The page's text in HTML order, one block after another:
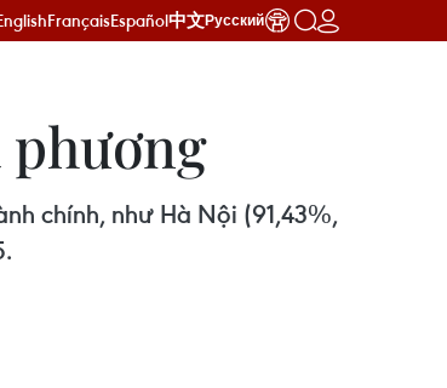
FrançaisEspañol中文Русский
phương
chính, như Hà Nội (91,43%,